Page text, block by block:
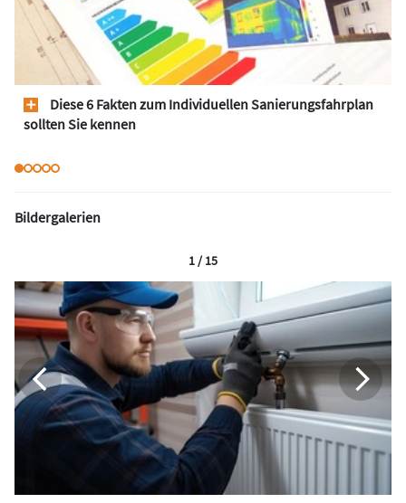
Diese 6 Fakten zum Individuellen Sanierungsfahrplan
sollten Sie kennen
Bildergalerien
1 / 15